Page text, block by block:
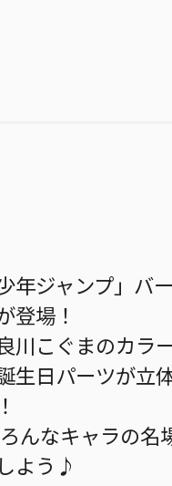
年ジャンプ」バ
登場！
川こぐまのカ
生日パーツが立
んなキャラの名
よう♪